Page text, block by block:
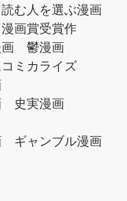
読む人を選ぶ漫画
漫画賞受賞作
鬱漫画
ミカライズ
史実漫画
ギャンブル漫画